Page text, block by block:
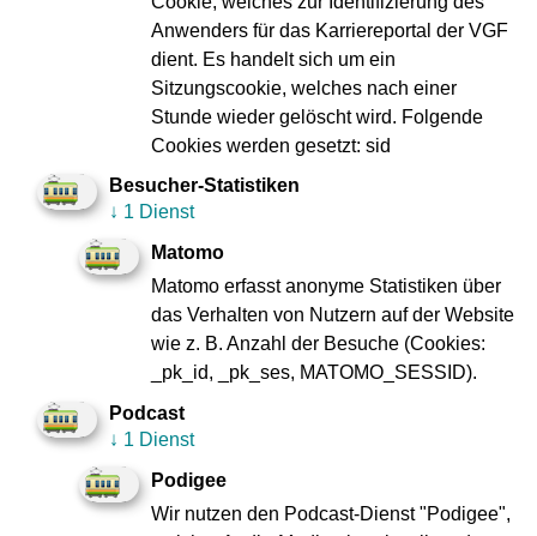
zur Übersicht
Geschäftsberichten
VGF A bis Z
Verbraucherschlichtung
Innovation VGF
Ebbelwei-Expreß
Webseiten-Barriere melden
Erklärung zur Barrierefreiheit
Anwenders für das Karriereportal der VGF
dient. Es handelt sich um ein
Sitzungscookie, welches nach einer
Stunde wieder gelöscht wird. Folgende
Cookies werden gesetzt: sid
Besucher-Statistiken
↓ 1 Dienst
Matomo
Matomo erfasst anonyme Statistiken über
das Verhalten von Nutzern auf der Website
wie z. B. Anzahl der Besuche (Cookies:
_pk_id, _pk_ses, MATOMO_SESSID).
Podcast
↓ 1 Dienst
Podigee
Wir nutzen den Podcast-Dienst "Podigee",